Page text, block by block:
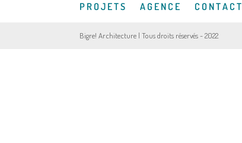
P R O J E T S A G E N C E C O N T A C T
Bigre! Architecture | Tous droits réservés - 2022